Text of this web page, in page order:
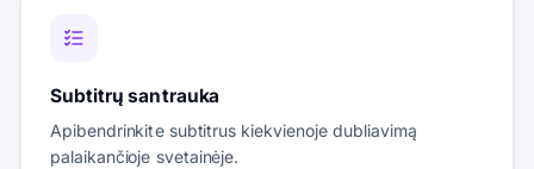
Subtitrų santrauka
Apibendrinkite subtitrus kiekvienoje dubliavimą
palaikančioje svetainėje.